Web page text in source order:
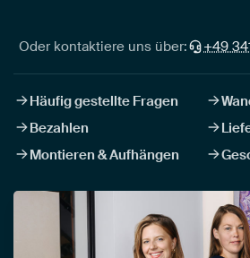
Oder kontaktiere uns über: +49
Häufig gestellte Fragen
Bezahlen
Montieren & Aufhängen